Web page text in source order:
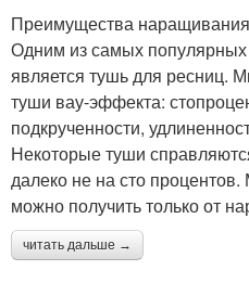
Преимущества наращивания
Одним из самых
является тушь для ресниц.
туши вау-эффекта:
подкрученности,
Некоторые туши
далеко не на сто
можно получить только от
читать дальше →